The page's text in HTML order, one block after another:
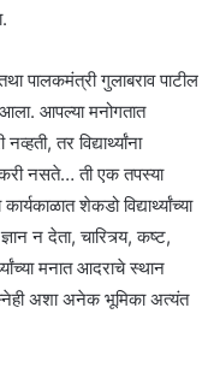
पालकमंत्री गुलाबराव पाटील
आपल्या मनोगतात
तर विद्यार्थ्यांना
नसते… ती एक तपस्या
शेकडो विद्यार्थ्यांच्या
न देता, चारित्र्य, कष्ट,
मनात आदराचे स्थान
अशा अनेक भूमिका अत्यंत